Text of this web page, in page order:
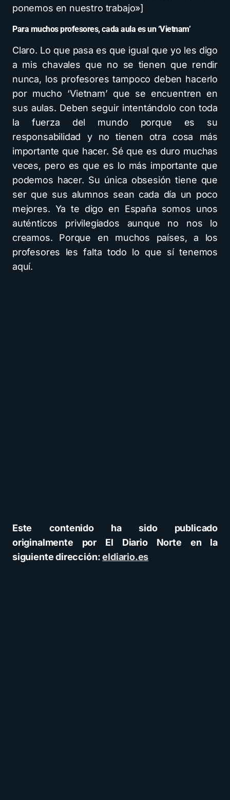
ponemos en nuestro trabajo»]
Para muchos profesores, cada aula es un ‘Vietnam’
Claro. Lo que pasa es que igual que yo les digo
a mis chavales que no se tienen que rendir
nunca, los profesores tampoco deben hacerlo
por mucho ‘Vietnam’ que se encuentren en
sus aulas. Deben seguir intentándolo con toda
la fuerza del mundo porque es su
responsabilidad y no tienen otra cosa más
importante que hacer. Sé que es duro muchas
veces, pero es que es lo más importante que
podemos hacer. Su única obsesión tiene que
ser que sus alumnos sean cada día un poco
mejores. Ya te digo en España somos unos
auténticos privilegiados aunque no nos lo
creamos. Porque en muchos países, a los
profesores les falta todo lo que sí tenemos
aquí.
Este contenido ha sido publicado
originalmente por El Diario Norte en la
siguiente dirección:eldiario.es